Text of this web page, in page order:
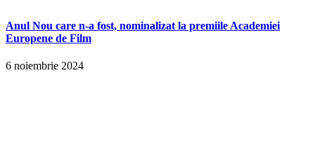
Anul Nou care n-a fost, nominalizat la premiile Academiei
Europene de Film
6 noiembrie 2024